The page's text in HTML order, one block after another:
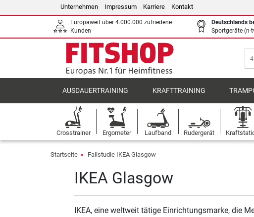
Unternehmen Impressum Karriere Kontakt
Europaweit über 4.000.000 zufriedene
Kunden
Deutschlands
Sportgeräte (n-
AUSDAUERTRAINING KRAFTTRAINING
Crosstrainer Ergometer Laufband Rudergerät
Startseite Fallstudie IKEA Glasgow
IKEA Glasgow
IKEA, eine weltweit tätige Einrichtungsmarke, die